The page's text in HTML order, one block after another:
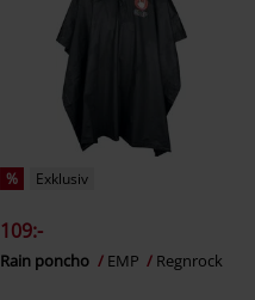
% Exklusiv
109:-
Rain poncho EMP Regnrock